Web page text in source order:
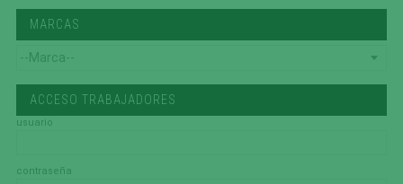
MARCAS
ACCESO TRABAJADORES
usuario
contraseña